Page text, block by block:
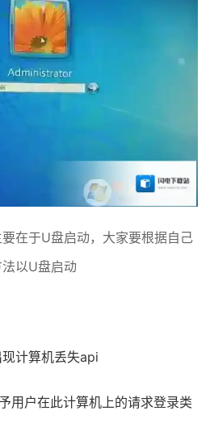
在于U盘启动，大家要根据自己
以U盘启动
计算机丢失api
用户在此计算机上的请求登录类